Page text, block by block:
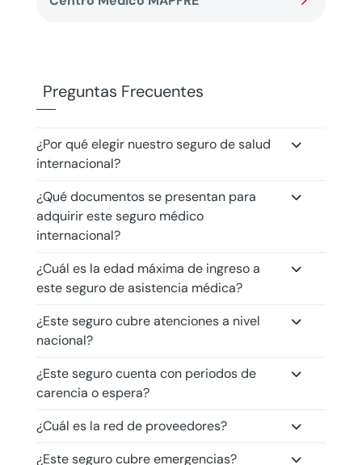
Preguntas Frecuentes
¿Por qué elegir nuestro seguro de salud
internacional?
¿Qué documentos se presentan para
adquirir este seguro médico
internacional?
¿Cuál es la edad máxima de ingreso a
este seguro de asistencia médica?
¿Este seguro cubre atenciones a nivel
nacional?
¿Este seguro cuenta con periodos de
carencia o espera?
¿Cuál es la red de proveedores?
¿Este seguro cubre emergencias?